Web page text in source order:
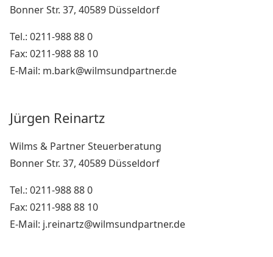
Bonner Str. 37, 40589 Düsseldorf
Tel.: 0211-988 88 0
Fax: 0211-988 88 10
E-Mail: m.bark@wilmsundpartner.de
Jürgen Reinartz
Wilms & Partner Steuerberatung
Bonner Str. 37, 40589 Düsseldorf
Tel.: 0211-988 88 0
Fax: 0211-988 88 10
E-Mail: j.reinartz@wilmsundpartner.de